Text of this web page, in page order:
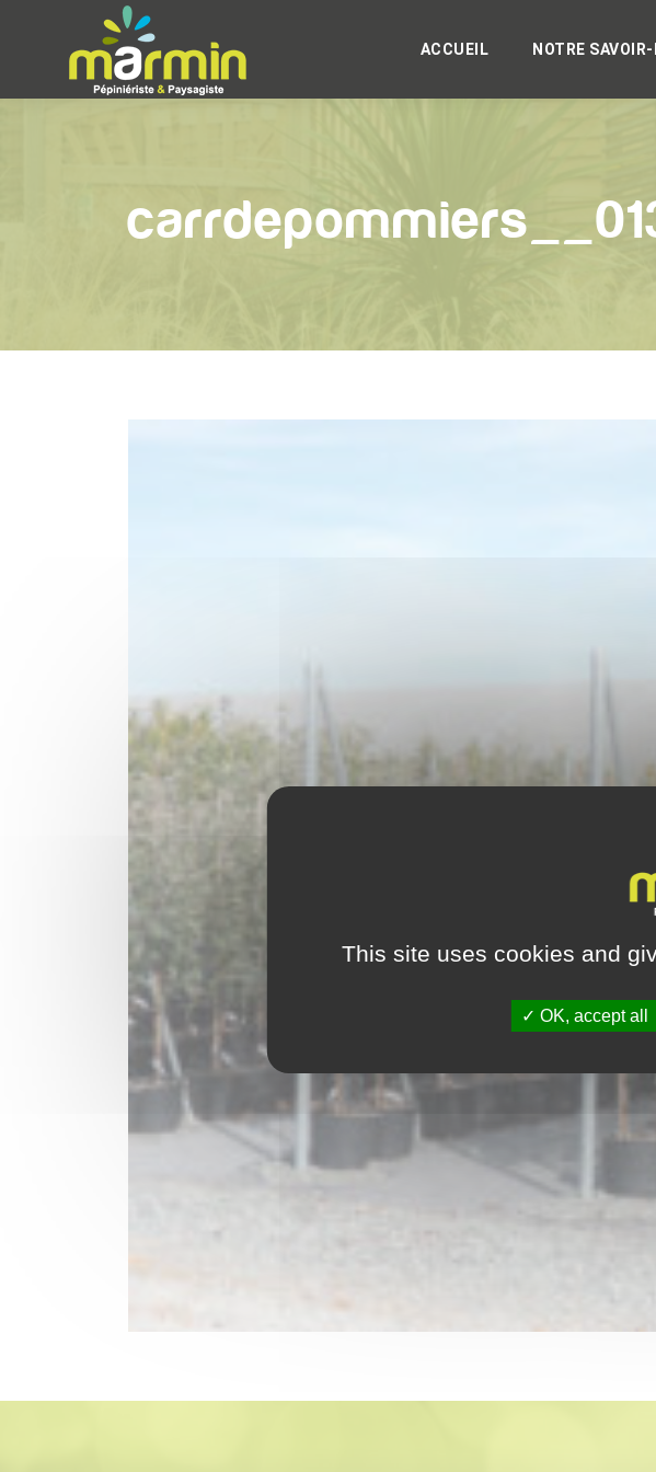
ACCUEIL NOTRE
This site uses cookies and
OK, accept all